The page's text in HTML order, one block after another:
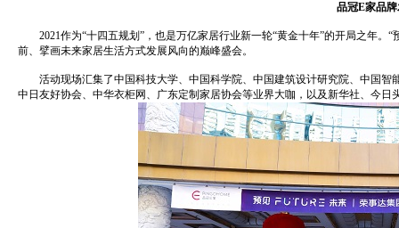
品冠E家品牌
2021作为“十四五规划”，也是万亿家居行业新一轮“黄金十年”的开局之年。
前、擘画未来家居生活方式发展风向的巅峰盛会。
活动现场汇集了中国科技大学、中国科学院、中国建筑设计研究院、中国智
中日友好协会、中华衣柜网、广东定制家居协会等业界大咖，以及新华社、今